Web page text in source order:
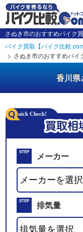
さぬき市のおすすめバイク
バイク買取【バイク比較.com
さぬき市のおすすめバイ
香川県
STEP
01
メーカー
STEP 排気量